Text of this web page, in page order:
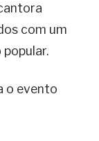
com um
o evento